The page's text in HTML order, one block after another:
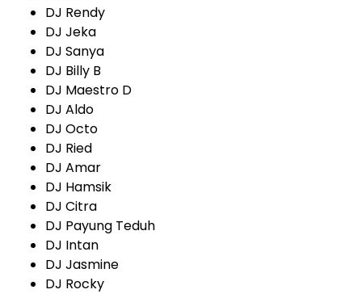
DJ Rendy
DJ Jeka
DJ Sanya
DJ Billy B
DJ Maestro D
DJ Aldo
DJ Octo
DJ Ried
DJ Amar
DJ Hamsik
DJ Citra
DJ Payung Teduh
DJ Intan
DJ Jasmine
DJ Rocky